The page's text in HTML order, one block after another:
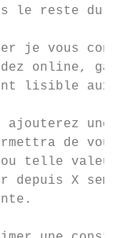
le reste
je vous
online,
lisible aux
ajouterez une
de vous
telle valeur et
depuis X